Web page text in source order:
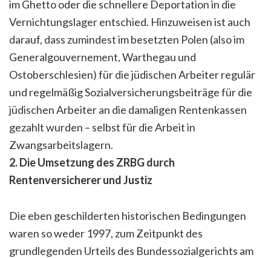
im Ghetto oder die schnellere Deportation in die
Vernichtungslager entschied. Hinzuweisen ist auch
darauf, dass zumindest im besetzten Polen (also im
Generalgouvernement, Warthegau und
Ostoberschlesien) für die jüdischen Arbeiter regulär
und regelmäßig Sozialversicherungsbeiträge für die
jüdischen Arbeiter an die damaligen Rentenkassen
gezahlt wurden – selbst für die Arbeit in
Zwangsarbeitslagern.
2. Die Umsetzung des ZRBG durch
Rentenversicherer und Justiz
Die eben geschilderten historischen Bedingungen
waren so weder 1997, zum Zeitpunkt des
grundlegenden Urteils des Bundessozialgerichts am